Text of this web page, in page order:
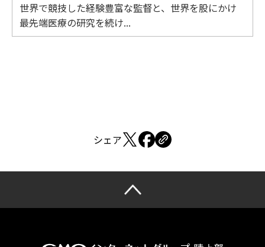
世界で競技した経験豊富な監督と、世界を股にかけ
最先端医療の研究を続け...
シェア